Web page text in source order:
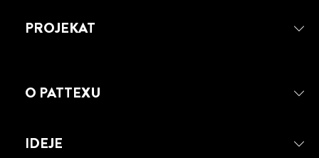
4 min
čitanja
STOLICU SA PATTEX REPAIR
PROJEKAT
O PATTEXU
IDEJE